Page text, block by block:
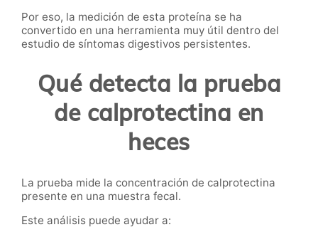
Por eso, la medición de esta proteína se ha
convertido en una herramienta muy útil dentro del
estudio de síntomas digestivos persistentes.
Qué detecta la prueba
de calprotectina en
heces
La prueba mide la concentración de calprotectina
presente en una muestra fecal.
Este análisis puede ayudar a: